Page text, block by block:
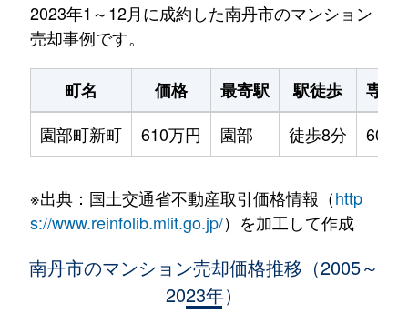
2023年1～12月に成約した南丹市のマンション
売却事例です。
町名 価格 最寄駅 駅徒歩
専有
園部町新町
610万円 園部 徒歩8分 60m²
※出典：国土交通省不動産取引価格情報（http
s://www.reinfolib.mlit.go.jp/）を加工して作成
南丹市のマンション売却価格推移（2005～
2023年）